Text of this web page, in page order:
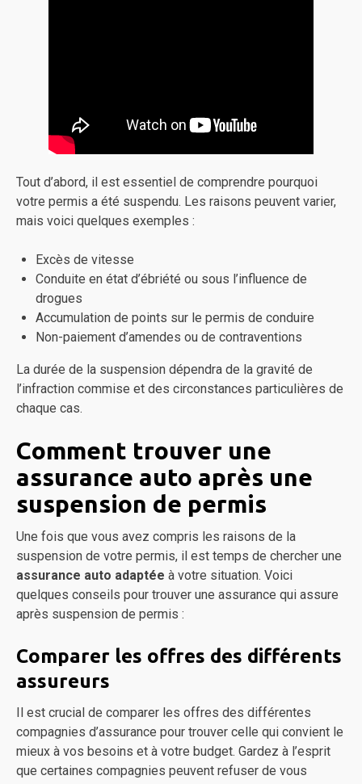
Tout d’abord, il est essentiel de comprendre pourquoi
votre permis a été suspendu. Les raisons peuvent varier,
mais voici quelques exemples :
Excès de vitesse
Conduite en état d’ébriété ou sous l’influence de
drogues
Accumulation de points sur le permis de conduire
Non-paiement d’amendes ou de contraventions
La durée de la suspension dépendra de la gravité de
l’infraction commise et des circonstances particulières de
chaque cas.
Comment trouver une
assurance auto après une
suspension de permis
Une fois que vous avez compris les raisons de la
suspension de votre permis, il est temps de chercher une
assurance auto adaptée à votre situation. Voici
quelques conseils pour trouver une assurance qui assure
après suspension de permis :
Comparer les offres des différents
assureurs
Il est crucial de comparer les offres des différentes
compagnies d’assurance pour trouver celle qui convient le
mieux à vos besoins et à votre budget. Gardez à l’esprit
que certaines compagnies peuvent refuser de vous